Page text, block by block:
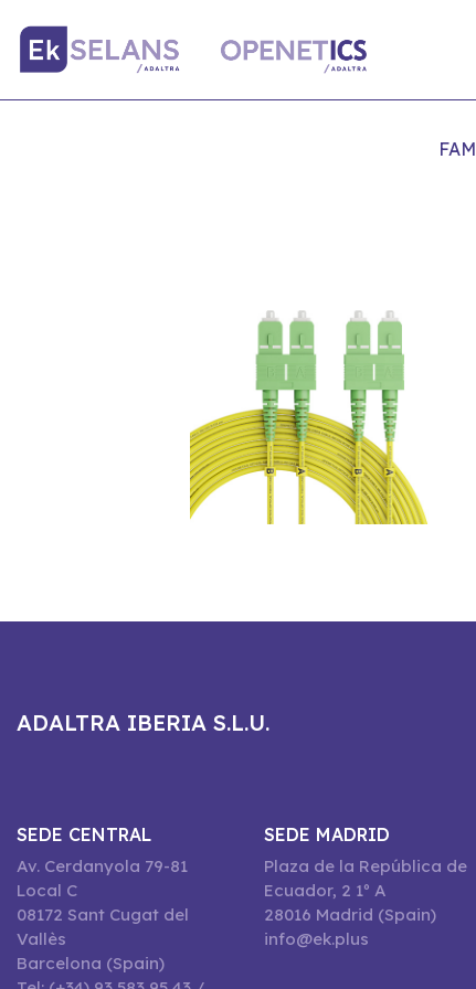
ADALTRA IBERIA S.L.U.
SEDE CENTRAL
Av. Cerdanyola 79-81
Local C
08172 Sant Cugat del
Vallès
Barcelona (Spain)
SEDE MADRID
Plaza de la República de
Ecuador, 2 1º A
28016 Madrid (Spain)
info@ek.plus